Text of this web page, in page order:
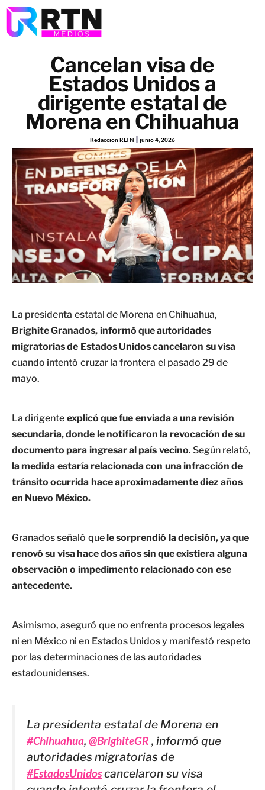
Cancelan visa de
Estados Unidos a
dirigente estatal de
Morena en Chihuahua
Redaccion RLTN junio 4, 2026
La presidenta estatal de Morena en Chihuahua,
Brighite Granados, informó que autoridades
migratorias de Estados Unidos cancelaron su visa
cuando intentó cruzar la frontera el pasado 29 de
mayo.
La dirigente explicó que fue enviada a una revisión
secundaria, donde le notificaron la revocación de su
documento para ingresar al país vecino. Según relató,
la medida estaría relacionada con una infracción de
tránsito ocurrida hace aproximadamente diez años
en Nuevo México.
Granados señaló quele sorprendió la decisión, ya que
renovó su visa hace dos años sin que existiera alguna
observación o impedimento relacionado con ese
antecedente.
Asimismo, aseguró que no enfrenta procesos legales
ni en México ni en Estados Unidos y manifestó respeto
por las determinaciones de las autoridades
estadounidenses.
La presidenta estatal de Morena en
#Chihuahua,@BrighiteGR , informó que
autoridades migratorias de
#EstadosUnidoscancelaron su visa